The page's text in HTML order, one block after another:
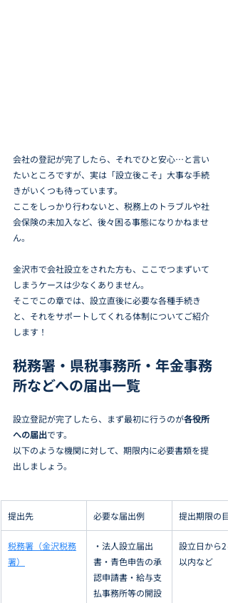
会社の登記が完了したら、それでひと安心…と言い
たいところですが、実は「設立後こそ」大事な手続
きがいくつも待っています。
ここをしっかり行わないと、税務上のトラブルや社
会保険の未加入など、後々困る事態になりかねませ
ん。
金沢市で会社設立をされた方も、ここでつまずいて
しまうケースは少なくありません。
そこでこの章では、設立直後に必要な各種手続き
と、それをサポートしてくれる体制についてご紹介
します！
税務署・県税事務所・年金事務
所などへの届出一覧
設立登記が完了したら、まず最初に行うのが各役所
への届出です。
以下のような機関に対して、期限内に必要書類を提
出しましょう。
提出先 必要な届出例 提出期限の目
税務署（金沢税務
署）
・法人設立届出
書・青色申告の承
認申請書・給与支
払事務所等の開設
設立日から2
以内など